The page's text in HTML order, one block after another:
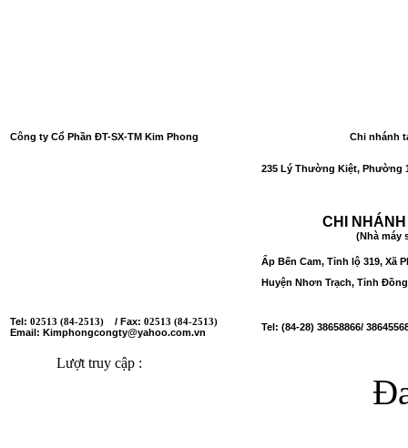
Công ty Cổ Phần ĐT-SX-TM Kim Phong Chi nhánh
235 Lý Thường Kiệt, Phường
CHI
(Nhà máy
Ấp Bến Cam, Tỉnh lộ 319, Xã
Huyện Nhơn Trạch, Tỉnh
Tel: 02513 (84-2513) / Fax: 02513 (84-2513)
Email: Kimphongcongty@yahoo.com.vn Tel: (84-28) 38658866/
Lượt truy cập :